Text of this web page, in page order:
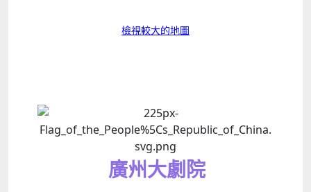
檢視較大的地圖
廣州大劇院